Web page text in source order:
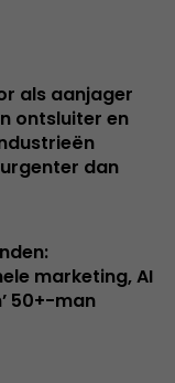
als aanjager
ontsluiter en
dan
marketing, AI
50+-man